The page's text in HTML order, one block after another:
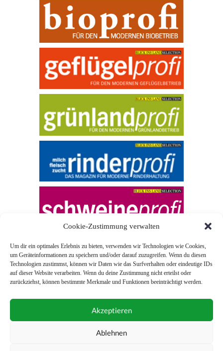
Cookie-Zustimmung verwalten
Um dir ein optimales Erlebnis zu bieten, verwenden wir Technologien wie Cookies,
um Geräteinformationen zu speichern und/oder darauf zuzugreifen. Wenn du diesen
Technologien zustimmst, können wir Daten wie das Surfverhalten oder eindeutige IDs
auf dieser Website verarbeiten. Wenn du deine Zustimmung nicht erteilst oder
zurückziehst, können bestimmte Merkmale und Funktionen beeinträchtigt werden.
Akzeptieren
Ablehnen
© 2026 Blick ins Land
Unterstützt durch
0043 (0)1 581 28 90 0